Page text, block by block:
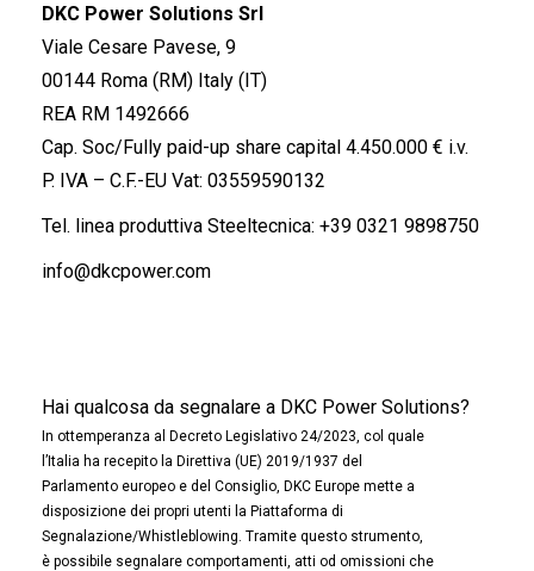
DKC Power Solutions Srl
Viale Cesare Pavese, 9
00144 Roma (RM) Italy (IT)
REA RM 1492666
Cap. Soc/Fully paid-up share capital 4.450.000 € i.v.
P. IVA – C.F.-EU Vat: 03559590132
Tel. linea produttiva Steeltecnica: +39 0321 9898750
info@dkcpower.com
Hai qualcosa da segnalare a DKC Power Solutions?
In ottemperanza al Decreto Legislativo 24/2023, col quale
l’Italia ha recepito la Direttiva (UE) 2019/1937 del
Parlamento europeo e del Consiglio, DKC Europe mette a
disposizione dei propri utenti la Piattaforma di
Segnalazione/Whistleblowing. Tramite questo strumento,
è possibile segnalare comportamenti, atti od omissioni che